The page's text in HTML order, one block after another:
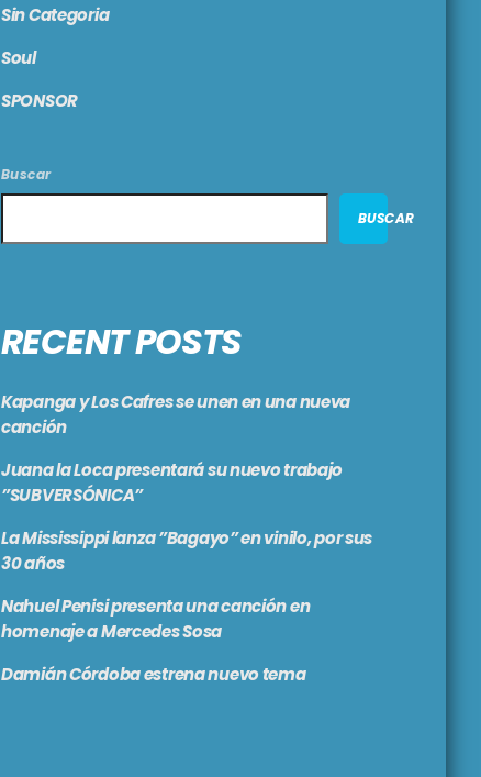
Sin Categoria
Soul
SPONSOR
Buscar
BUSCAR
RECENT POSTS
Kapanga y Los Cafres se unen en una nueva
canción
Juana la Loca presentará su nuevo trabajo
”SUBVERSÓNICA”
La Mississippi lanza ”Bagayo” en vinilo, por sus
30 años
Nahuel Penisi presenta una canción en
homenaje a Mercedes Sosa
Damián Córdoba estrena nuevo tema